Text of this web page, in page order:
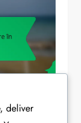
deliver